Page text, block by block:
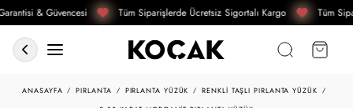
& Güvencesi Tüm Siparişlerde Ücretsiz Sigortalı Kargo Tüm
ANASAYFA PIRLANTA PIRLANTA YÜZÜK
RENKLI TAŞLI PIRLANTA YÜZÜK